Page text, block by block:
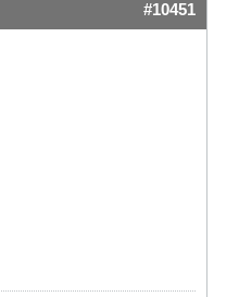
#10451